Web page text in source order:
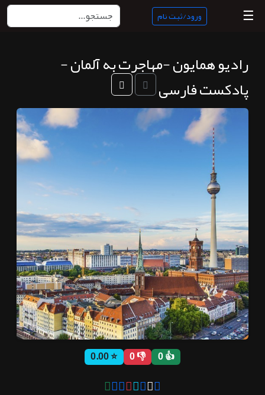
منبع
ناب
پادکست
ها
ورود/
ثبت نام
اشتراک‌ها
☰ ورود/ثبت نام
رادیو همایون -مهاجرت به آلمان -
پادکست فارسی
👍 0
👎 0
⭐ 0.00